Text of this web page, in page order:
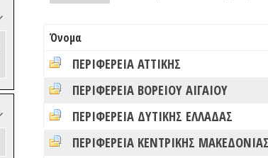
Όνομα
ΠΕΡΙΦΕΡΕΙΑ ΑΤΤΙΚΗΣ
ΠΕΡΙΦΕΡΕΙΑ ΒΟΡΕΙΟΥ ΑΙΓΑΙΟΥ
ΠΕΡΙΦΕΡΕΙΑ ΔΥΤΙΚΗΣ ΕΛΛΑΔΑΣ
ΠΕΡΙΦΕΡΕΙΑ ΚΕΝΤΡΙΚΗΣ ΜΑΚΕΔΟΝΙΑΣ